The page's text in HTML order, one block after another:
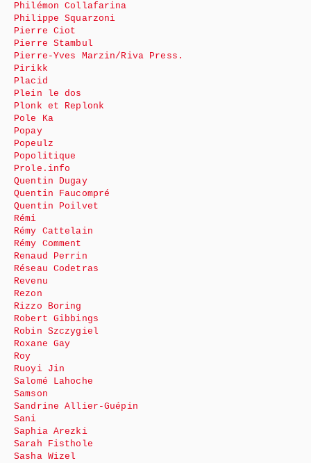
Philémon Collafarina
Philippe Squarzoni
Pierre Ciot
Pierre Stambul
Pierre-Yves Marzin/Riva Press.
Pirikk
Placid
Plein le dos
Plonk et Replonk
Pole Ka
Popay
Popeulz
Popolitique
Prole.info
Quentin Dugay
Quentin Faucompré
Quentin Poilvet
Rémi
Rémy Cattelain
Rémy Comment
Renaud Perrin
Réseau Codetras
Revenu
Rezon
Rizzo Boring
Robert Gibbings
Robin Szczygiel
Roxane Gay
Roy
Ruoyi Jin
Salomé Lahoche
Samson
Sandrine Allier-Guépin
Sani
Saphia Arezki
Sarah Fisthole
Sasha Wizel